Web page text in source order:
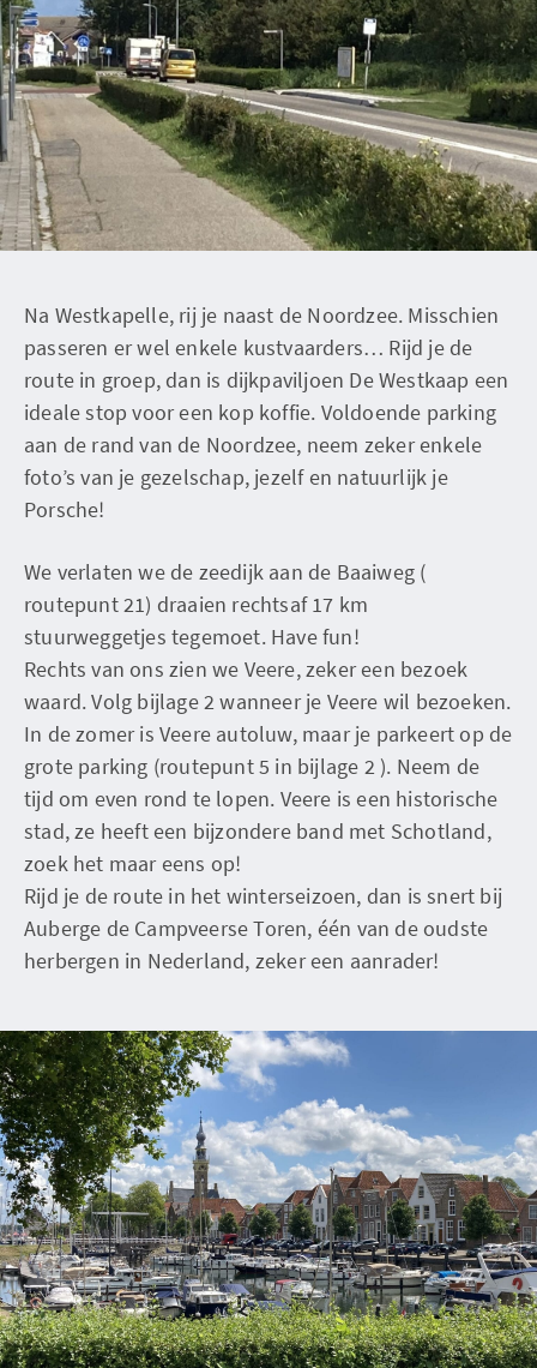
Na Westkapelle, rij je naast de Noordzee. Misschien
passeren er wel enkele kustvaarders… Rijd je de
route in groep, dan is dijkpaviljoen De Westkaap een
ideale stop voor een kop koffie. Voldoende parking
aan de rand van de Noordzee, neem zeker enkele
foto’s van je gezelschap, jezelf en natuurlijk je
Porsche!
We verlaten we de zeedijk aan de Baaiweg (
routepunt 21) draaien rechtsaf 17 km
stuurweggetjes tegemoet. Have fun!
Rechts van ons zien we Veere, zeker een bezoek
waard. Volg bijlage 2 wanneer je Veere wil bezoeken.
In de zomer is Veere autoluw, maar je parkeert op de
grote parking (routepunt 5 in bijlage 2 ). Neem de
tijd om even rond te lopen. Veere is een historische
stad, ze heeft een bijzondere band met Schotland,
zoek het maar eens op!
Rijd je de route in het winterseizoen, dan is snert bij
Auberge de Campveerse Toren, één van de oudste
herbergen in Nederland, zeker een aanrader!